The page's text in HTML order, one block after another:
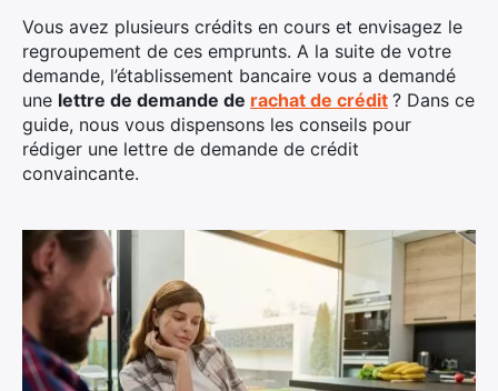
Vous avez plusieurs crédits en cours et envisagez le
regroupement de ces emprunts. A la suite de votre
demande, l’établissement bancaire vous a demandé
une lettre de demande de rachat de crédit ? Dans ce
guide, nous vous dispensons les conseils pour
rédiger une lettre de demande de crédit
convaincante.